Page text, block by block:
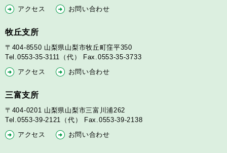
アクセス
お問い合わせ
牧丘支所
〒404-8550 山梨県山梨市牧丘町窪平350
Tel.0553-35-3111（代）
Fax.0553-35-3733
アクセス
お問い合わせ
三富支所
〒404-0201 山梨県山梨市三富川浦262
Tel.0553-39-2121（代）
Fax.0553-39-2138
アクセス
お問い合わせ